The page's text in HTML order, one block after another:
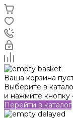
Ваша корзина
Выберите в
и нажмите кнопку
Перейти в каталог